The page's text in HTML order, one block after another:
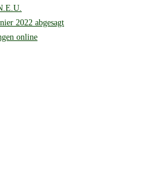
2022 abgesagt
online